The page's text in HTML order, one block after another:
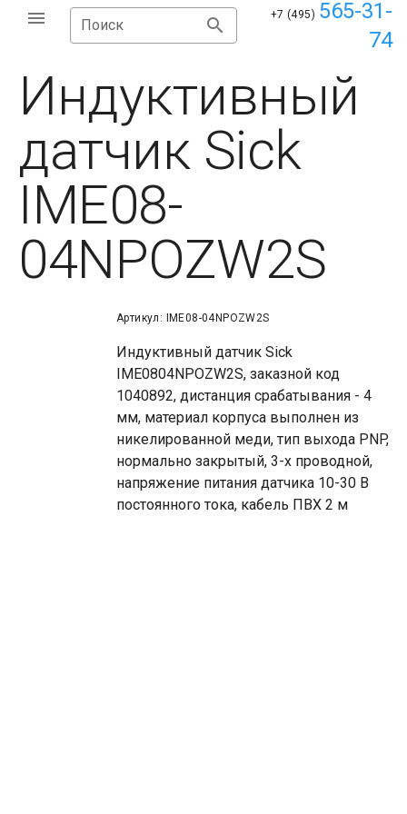
Поиск
+7 (495) 565-31-
74
Индуктивный
датчик Sick
IME08-
04NPOZW2S
Артикул: IME08-04NPOZW2S
Индуктивный датчик Sick
IME0804NPOZW2S, заказной код
1040892, дистанция срабатывания - 4
мм, материал корпуса выполнен из
никелированной меди, тип выхода PNP,
нормально закрытый, 3-х проводной,
напряжение питания датчика 10-30 В
постоянного тока, кабель ПВХ 2 м